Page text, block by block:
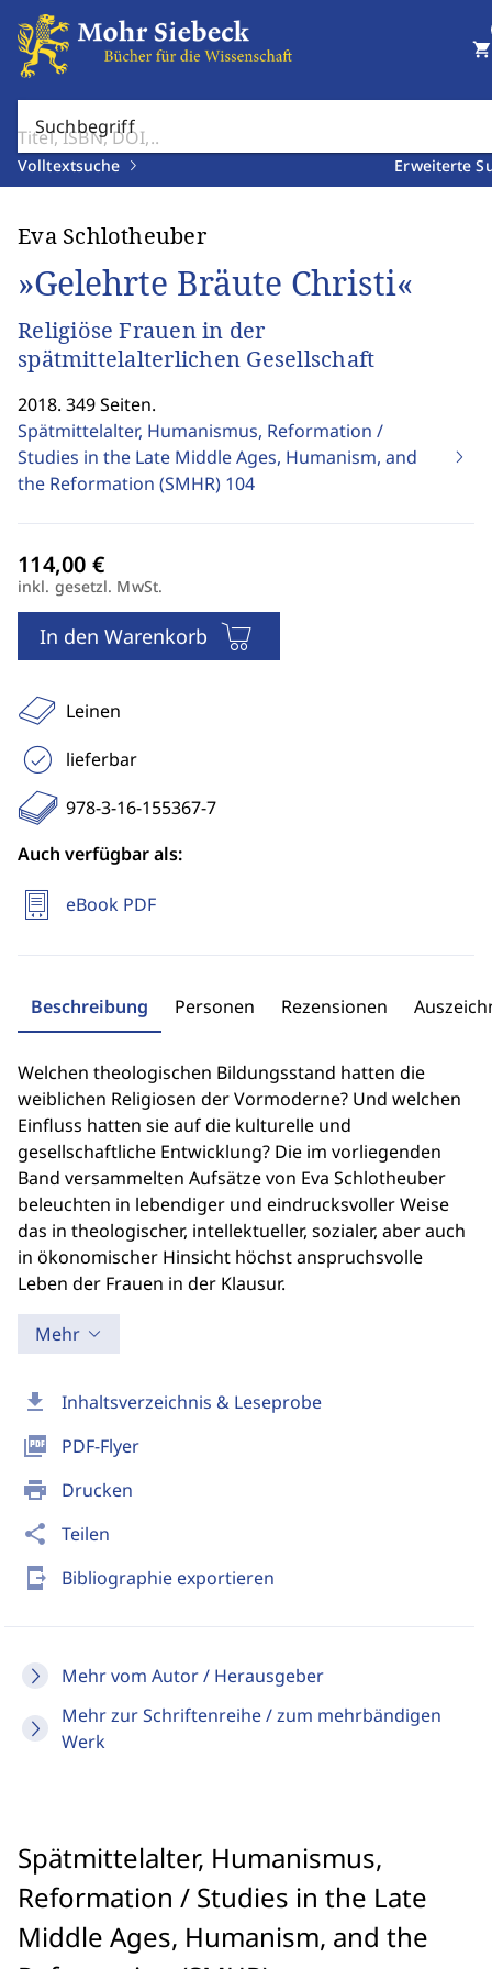
Suchbegriff
Volltextsuche Erweiterte
shopping_cart
download Inhaltsverzeichnis & Leseprobe
picture_as_pdf PDF-Flyer
print Drucken
share Teilen
send_to_mobile Bibliographie exportieren
Mehr vom Autor / Herausgeber
Mehr zur Schriftenreihe / zum mehrbändigen
Werk
Eva Schlotheuber
»Gelehrte Bräute Christi«
Religiöse Frauen in der
spätmittelalterlichen Gesellschaft
2018. 349 Seiten.
Spätmittelalter, Humanismus, Reformation /
Studies in the Late Middle Ages, Humanism, and
the Reformation (SMHR) 104
inkl. gesetzl. MwSt.
In den Warenkorb
Leinen
lieferbar
978-3-16-155367-7
Auch verfügbar als:
eBook PDF
Beschreibung Personen Rezensionen
Welchen theologischen Bildungsstand hatten die
weiblichen Religiosen der Vormoderne? Und welchen
Einfluss hatten sie auf die kulturelle und
gesellschaftliche Entwicklung? Die im vorliegenden
Band versammelten Aufsätze von Eva Schlotheuber
beleuchten in lebendiger und eindrucksvoller Weise
das in theologischer, intellektueller, sozialer, aber auch
in ökonomischer Hinsicht höchst anspruchsvolle
Leben der Frauen in der Klausur.
Mehr
Spätmittelalter, Humanismus,
Reformation / Studies in the Late
Middle Ages, Humanism, and the